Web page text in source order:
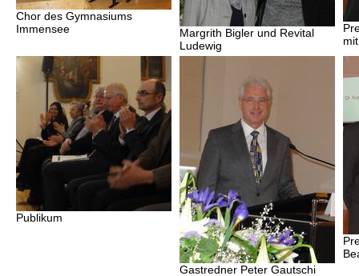
Chor des Gymnasiums
Immensee
Margrith Bigler und Revital
Ludewig
Publikum
Gastredner Peter Gautschi